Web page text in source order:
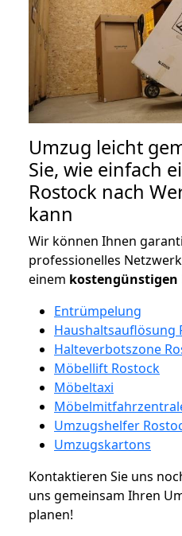
Umzug leicht
Sie, wie einfach
Rostock nach
kann
Wir können Ihnen
professionelles
einem kostengünstigen
Entrümpelung
Haushaltsauflösung
Halteverbotszone
Möbellift Rostock
Möbeltaxi
Umzugshelfer
Umzugskartons
Kontaktieren Sie uns
uns gemeinsam Ihren
planen!